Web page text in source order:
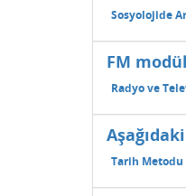
Sosyolojide
FM
Radyo ve
Tarih Metodu